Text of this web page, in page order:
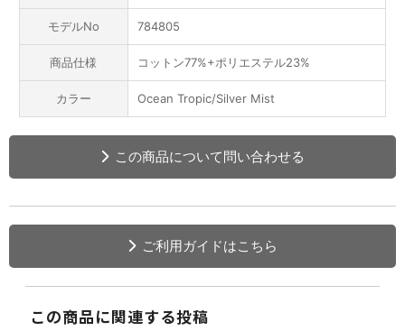
モデルNo 784805
商品仕様 コットン77%+ポリエステル23%
カラー Ocean Tropic/Silver Mist
この商品について問い合わせる
ご利用ガイドはこちら
この商品に関連する投稿